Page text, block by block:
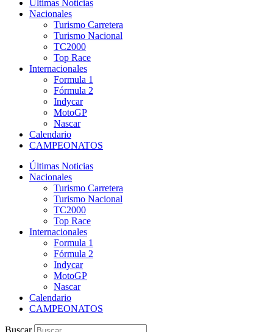
Últimas Noticias
Nacionales
Turismo Carretera
Turismo Nacional
TC2000
Top Race
Internacionales
Formula 1
Fórmula 2
Indycar
MotoGP
Nascar
Calendario
CAMPEONATOS
Últimas Noticias
Nacionales
Turismo Carretera
Turismo Nacional
TC2000
Top Race
Internacionales
Formula 1
Fórmula 2
Indycar
MotoGP
Nascar
Calendario
CAMPEONATOS
Buscar